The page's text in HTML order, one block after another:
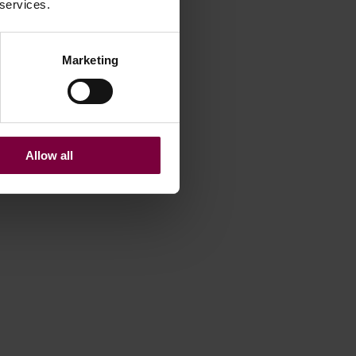
Marketing
Allow all